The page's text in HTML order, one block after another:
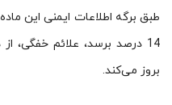
14 درصد برسد، علائم
بروز می‌کند.